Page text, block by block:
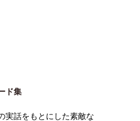
ド集
実話をもとにした素敵な